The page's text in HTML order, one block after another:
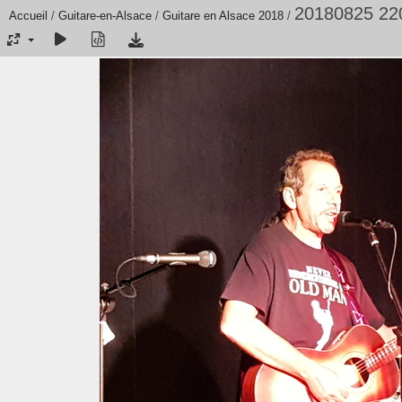
Accueil / Guitare-en-Alsace / Guitare en Alsace 2018 / 20180825